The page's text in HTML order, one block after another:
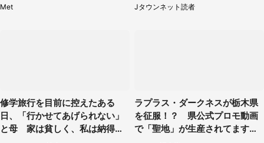
Met Jタウンネット読者
修学旅行を目前に控えたある
日、「行かせてあげられない」
と母 家は貧しく、私は納得し
ラプラス・ダークネスが栃木県
を征服！？ 県公式プロモ動画
で「聖地」が生産されてます【7